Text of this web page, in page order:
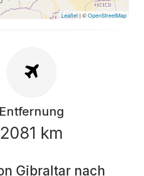
Leaflet | ©OpenStreetMap
Entfernung
2081 km
Gibraltar nach